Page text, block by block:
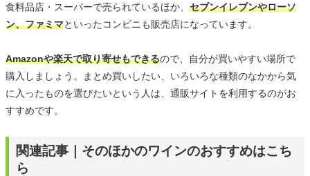
食料品店・スーパーで売られているほか、 セブンイレブンやローソ
ン、ファミマといったコンビニも販売店になっています。
Amazonや楽天で取り寄せもできるので、自分が買いやすい場所で
購入しましょう。まとめ買いしたい、いろいろな種類のなかから気
に入ったものを選びたいという人は、通販サイトを利用するのがお
すすめです。
関連記事｜そのほかのワインのおすすめはこち
ら